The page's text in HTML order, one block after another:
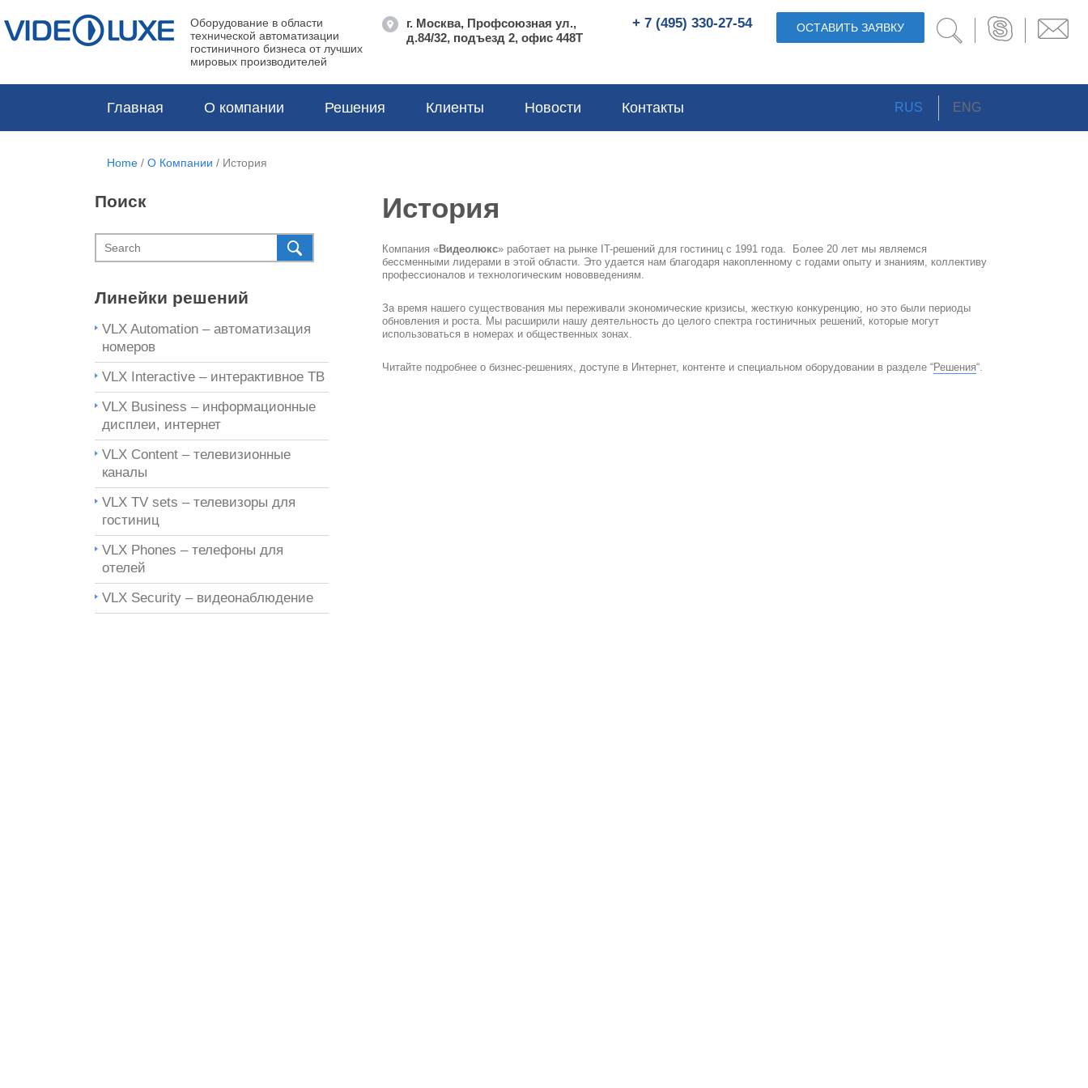
Оборудование в области
технической автоматизации
гостиничного бизнеса от лучших
мировых производителей
г. Москва, Профсоюзная ул.,
д.84/32, подъезд 2, офис 448Т
+ 7 (495) 330-27-54 ОСТАВИТЬ ЗАЯВКУ
Главная О компании Решения Клиенты Новости Контакты RUS ENG
Home / О Компании / История
История
Компания «Видеолюкс» работает на рынке IT-решений для гостиниц с 1991 года. Более 20 лет мы являемся
бессменными лидерами в этой области. Это удается нам благодаря накопленному с годами опыту и знаниям, коллективу
профессионалов и технологическим нововведениям.
За время нашего существования мы переживали экономические кризисы, жесткую конкуренцию, но это были периоды
обновления и роста. Мы расширили нашу деятельность до целого спектра гостиничных решений, которые могут
использоваться в номерах и общественных зонах.
Читайте подробнее о бизнес-решениях, доступе в Интернет, контенте и специальном оборудовании в разделе “Решения“.
Поиск
Линейки решений
VLX Automation – автоматизация
номеров
VLX Interactive – интерактивное ТВ
VLX Business – информационные
дисплеи, интернет
VLX Content – телевизионные
каналы
VLX TV sets – телевизоры для
гостиниц
VLX Phones – телефоны для
отелей
VLX Security – видеонаблюдение